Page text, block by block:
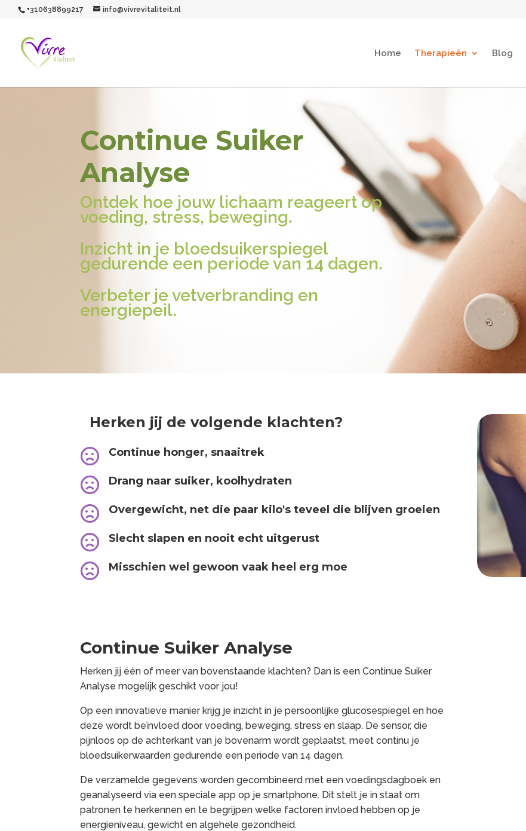
+310638899217 info@vivrevitaliteit.nl
Home Therapieën Blog
Continue Suiker
Analyse
Ontdek hoe jouw lichaam reageert op
voeding, stress, beweging.
Inzicht in je bloedsuikerspiegel
gedurende een periode van 14 dagen.
Verbeter je vetverbranding en
energiepeil.
Herken jij de volgende klachten?
 Continue honger, snaaitrek
 Drang naar suiker, koolhydraten
 Overgewicht, net die paar kilo's teveel die blijven groeien
 Slecht slapen en nooit echt uitgerust
 Misschien wel gewoon vaak heel erg moe
Continue Suiker Analyse
Herken jij één of meer van bovenstaande klachten? Dan is een Continue Suiker
Analyse mogelijk geschikt voor jou!
Op een innovatieve manier krijg je inzicht in je persoonlijke glucosespiegel en hoe
deze wordt beïnvloed door voeding, beweging, stress en slaap. De sensor, die
pijnloos op de achterkant van je bovenarm wordt geplaatst, meet continu je
bloedsuikerwaarden gedurende een periode van 14 dagen.
De verzamelde gegevens worden gecombineerd met een voedingsdagboek en
geanalyseerd via een speciale app op je smartphone. Dit stelt je in staat om
patronen te herkennen en te begrijpen welke factoren invloed hebben op je
energieniveau, gewicht en algehele gezondheid.